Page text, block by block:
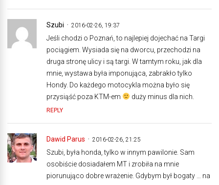
Szubi 2016-02-26, 19:37
Jeśli chodzi o Poznań, to najlepiej dojechać na Targi
pociągiem. Wysiada się na dworcu, przechodzi na
druga stronę ulicy i są targi. W tamtym roku, jak dla
mnie, wystawa była imponująca, zabrakło tylko
Hondy. Do każdego motocykla można było się
przysiąść poza KTM-em
duży minus dla nich.
REPLY
Dawid Parus 2016-02-26, 21:25
Szubi, była honda, tylko w innym pawilonie. Sam
osobiście dosiadałem MT i zrobiła na mnie
piorunująco dobre wrażenie. Gdybym był bogaty … na